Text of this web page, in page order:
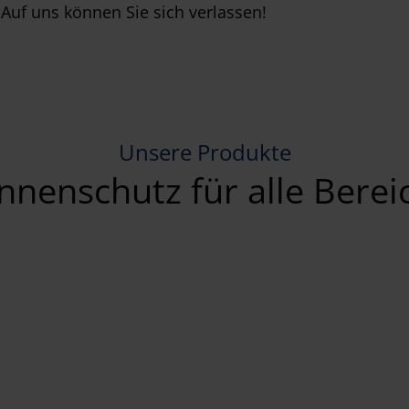
Auf uns können Sie sich verlassen!
Unsere Produkte
für alle